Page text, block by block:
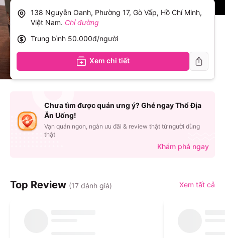
Top Review (17 đánh giá) Xem tất cả
138 Nguyễn Oanh, Phường 17, Gò Vấp, Hồ Chí Minh,
Việt Nam. Chỉ đường
Trung bình 50.000đ/người
Xem chi tiết
Chưa tìm được quán ưng ý? Ghé ngay Thổ Địa
Ăn Uống!
Vạn quán ngon, ngàn ưu đãi & review thật từ người dùng
thật
Khám phá ngay